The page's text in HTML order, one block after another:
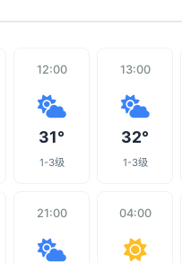
12:00
31°
1-3级
13:00
32°
1-3级
21:00 04:00